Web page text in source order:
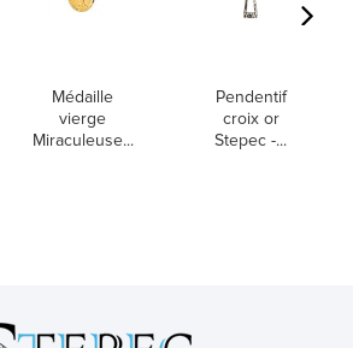
Médaille
vierge
Miraculeuse...
Pendentif
croix or
Stepec -...